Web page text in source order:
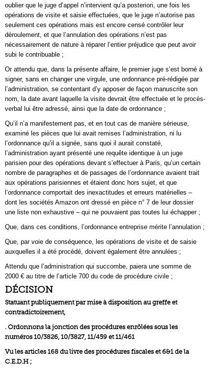
oublier que le juge d’appel n’intervient qu’a posteriori, une fois les
opérations de visite et saisie effectuées, que le juge n’autorise pas
seulement ces opérations mais est encore censé contrôler leur
déroulement, et que l’annulation des opérations n’est pas
nécessairement de nature à réparer l’entier préjudice que peut avoir
subi le contribuable ;
Or attendu que, dans la présente affaire, le premier juge s’est borné à
signer, sans en changer une virgule, une ordonnance pré-rédigée par
l’administration, se contentant d’y apposer de façon manuscrite son
nom, la date avant laquelle la visite devrait être effectuée et le procès-
verbal lui être adressé, ainsi que la date de ordonnance ;
Qu’il n’a manifestement pas, et en tout cas de manière sérieuse,
examiné les pièces que lui avait remises l’administration, ni lu
l’ordonnance qu’il a signée, sans quoi il aurait constaté,
l’administration ayant présenté une requête identique à un juge
parisien pour des opérations devant s’effectuer à Paris, qu’un certain
nombre de paragraphes et de passages de l’ordonnance avaient trait
aux opérations parisiennes et étaient donc hors sujet, et que
l’ordonnance comportait des inexactitudes et erreurs matérielles –
dont les sociétés Amazon ont dressé en pièce n° 7 de leur dossier
une liste non exhaustive – qui ne pouvaient pas toutes lui échapper ;
Que, dans ces conditions, l’ordonnance entreprise mérite l’annulation ;
Que, par voie de conséquence, les opérations de visite et de saisie
auxquelles il a été procédé, doivent également être annulées ;
Attendu que l’administration qui succombe, paiera une somme de
2000 € au titre de l’article 700 du code de procédure civile ;
DÉCISION
Statuant publiquement par mise à disposition au greffe et
contradictoirement,
. Ordonnons la jonction des procédures enrôlées sous les
numéros 10/3826, 10/3827, 11/459 et 11/461
Vu les articles 168 du livre des procédures fiscales et 6&1 de la
C.E.D.H ;